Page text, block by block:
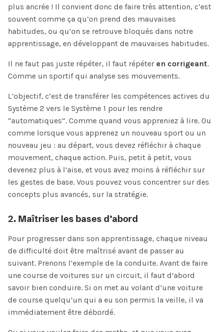
plus ancrée ! Il convient donc de faire très attention, c’est
souvent comme ça qu’on prend des mauvaises
habitudes, ou qu’on se retrouve bloqués dans notre
apprentissage, en développant de mauvaises habitudes.
Il ne faut pas juste répéter, il faut répéter en corrigeant.
Comme un sportif qui analyse ses mouvements.
L’objectif, c’est de transférer les compétences actives du
Système 2 vers le Système 1 pour les rendre
“automatiques”. Comme quand vous appreniez à lire. Ou
comme lorsque vous apprenez un nouveau sport ou un
nouveau jeu : au départ, vous devez réfléchir à chaque
mouvement, chaque action. Puis, petit à petit, vous
devenez plus à l’aise, et vous avez moins à réfléchir sur
les gestes de base. Vous pouvez vous concentrer sur des
concepts plus avancés, sur la stratégie.
2. Maîtriser les bases d’abord
Pour progresser dans son apprentissage, chaque niveau
de difficulté doit être maîtrisé avant de passer au
suivant. Prenons l’exemple de la conduite. Avant de faire
une course de voitures sur un circuit, il faut d’abord
savoir bien conduire. Si on met au volant d’une voiture
de course quelqu’un qui a eu son permis la veille, il va
immédiatement être débordé.